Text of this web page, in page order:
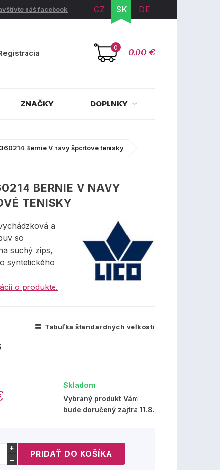
náš facebook CZ SK DE
0 0.00 €
ZNAČKY DOPLNKY
Bernie V navy športové tenisky
BERNIE V NAVY
TENISKY
a
so
suchý zips,
syntetického
o produkte.
Tabuľka štandardných veľkostí
Skladom
Vybraný produkt Vám
bude doručený zajtra 11.8.
+
−